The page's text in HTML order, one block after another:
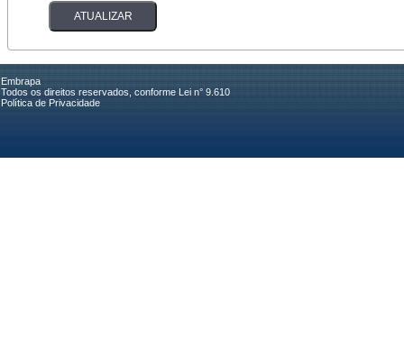
Embrapa
Todos os direitos reservados, conforme Lei n° 9.610
Política de Privacidade